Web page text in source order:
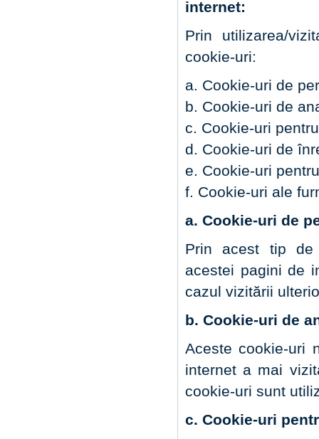
internet:
Prin utilizarea/
cookie-uri:
a. Cookie-uri de
b. Cookie-uri de
c. Cookie-uri
d. Cookie-uri de
e. Cookie-uri
f. Cookie-uri ale
a. Cookie-uri de
Prin acest tip de
acestei pagini de
cazul vizitării
b. Cookie-uri de
Aceste cookie-uri
internet a mai
cookie-uri sunt
c. Cookie-uri